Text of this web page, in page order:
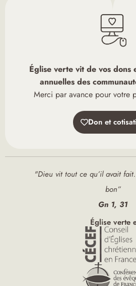
Église verte vit de vos dons
annuelles des
Merci par avance pour votre
Don et
"Dieu vit tout ce qu’il avait
bon”
Gn 1, 31
Église verte